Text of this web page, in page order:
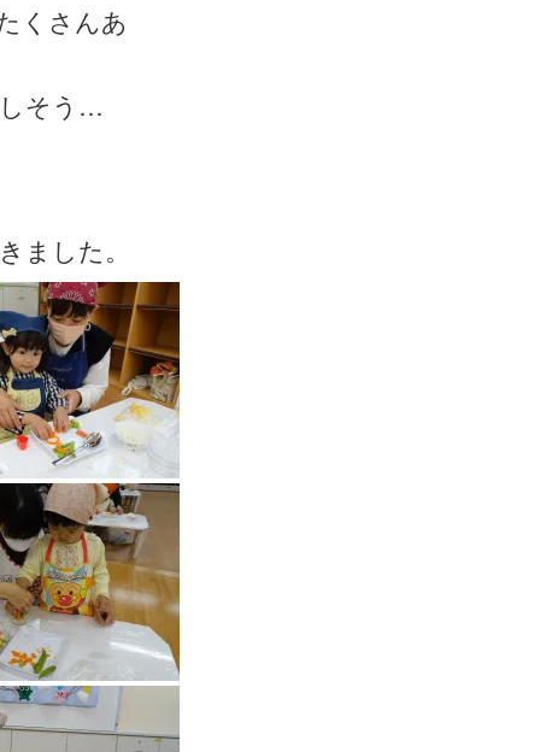
くさんあ
そう…
ました。